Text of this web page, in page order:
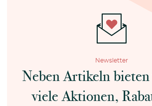
Newsletter
Neben Artikeln
viele Aktionen,